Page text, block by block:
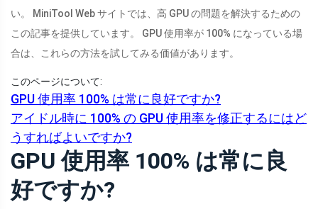
い。 MiniTool Web サイトでは、高 GPU の問題を解決するための
この記事を提供しています。 GPU 使用率が 100% になっている場
合は、これらの方法を試してみる価値があります。
このページについて:
GPU 使用率 100% は常に良好ですか?
アイドル時に 100% の GPU 使用率を修正するにはど
うすればよいですか?
GPU 使用率 100% は常に良
好ですか?